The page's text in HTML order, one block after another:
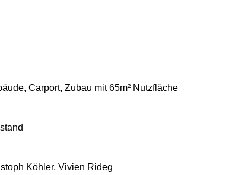
Carport, Zubau mit 65m² Nutzfläche
Köhler, Vivien Rideg